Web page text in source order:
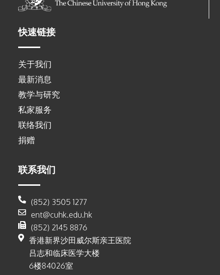
快速链接
关于我们
最新消息
教学与研究
私家服务
联络我们
捐赠
联系我们
(852) 3505 1277
ent@cuhk.edu.hk
(852) 2145 8876
香港新界沙田威尔斯亲王医院
吕志和临床医学大楼
6楼84026室